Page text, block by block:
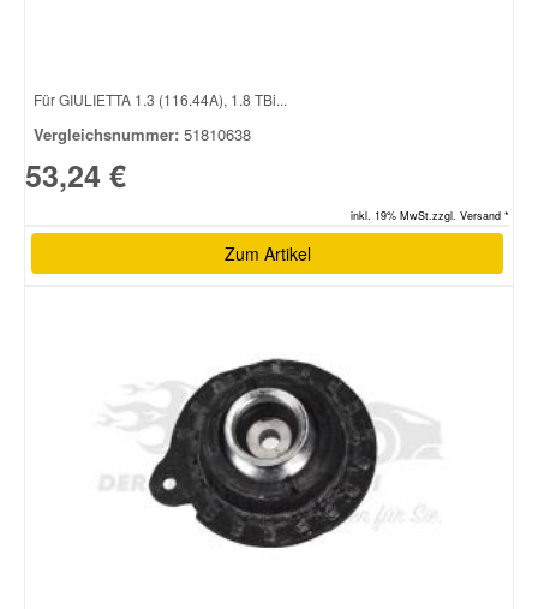
Für GIULIETTA 1.3 (116.44A), 1.8 TBi...
Vergleichsnummer: 51810638
53,24 €
inkl. 19% MwSt.zzgl. Versand *
Zum Artikel